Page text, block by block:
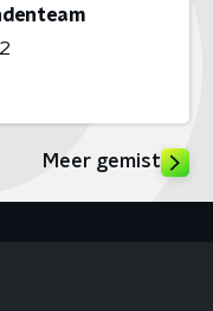
Meer gemist